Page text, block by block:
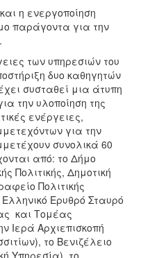
η ενεργοποίηση
παράγοντα για την
των υπηρεσιών του
δυο καθηγητών
συσταθεί μια άτυπη
την υλοποίηση της
ενέργειες,
για την
συνολικά 60
από: το Δήμο
Πολιτικής, Δημοτική
Πολιτικής
Ερυθρό Σταυρό
και Τομέας
Ιερά Αρχιεπισκοπή
το Βενιζέλειο